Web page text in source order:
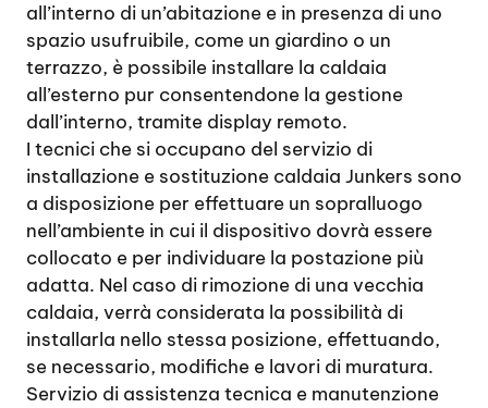
all’interno di un’abitazione e in presenza di uno
spazio usufruibile, come un giardino o un
terrazzo, è possibile installare la caldaia
all’esterno pur consentendone la gestione
dall’interno, tramite display remoto.
I tecnici che si occupano del servizio di
installazione e sostituzione caldaia Junkers sono
a disposizione per effettuare un sopralluogo
nell’ambiente in cui il dispositivo dovrà essere
collocato e per individuare la postazione più
adatta. Nel caso di rimozione di una vecchia
caldaia, verrà considerata la possibilità di
installarla nello stessa posizione, effettuando,
se necessario, modifiche e lavori di muratura.
Servizio di assistenza tecnica e manutenzione